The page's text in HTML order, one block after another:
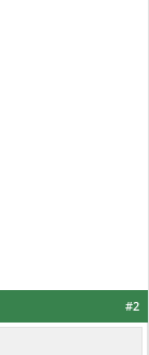
#2